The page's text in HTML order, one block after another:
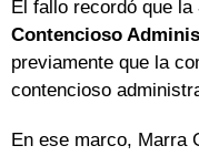
El fallo recordó que la
Contencioso
previamente que la
contencioso
En ese marco, Marra